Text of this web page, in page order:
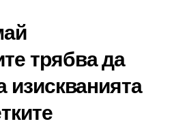
трябва да
изискванията